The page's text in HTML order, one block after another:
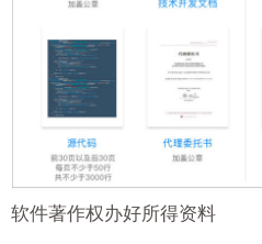
软件著作权办好所得资料